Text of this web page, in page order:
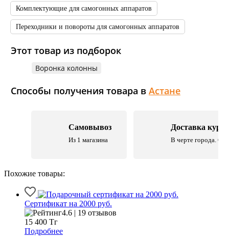
Комплектующие для самогонных аппаратов
Переходники и повороты для самогонных аппаратов
Этот товар из подборок
Воронка колонны
Способы получения товара в Астане
Самовывоз
Из 1 магазина
Доставка
В черте города. Со
Похожие товары:
Сертификат на 2000 руб.
4.6 | 19 отзывов
15 400 Тг
Подробнее